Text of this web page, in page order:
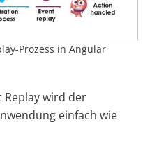
Prozess in Angular
Replay wird der
einfach wie